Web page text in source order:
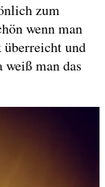
zum
wenn man
überreicht und
weiß man das